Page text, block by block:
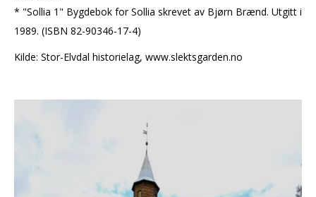
* "Sollia 1" Bygdebok for Sollia skrevet av Bjørn Brænd. Utgitt i
1989. (ISBN 82-90346-17-4)
Kilde: Stor-Elvdal historielag, www.slektsgarden.no